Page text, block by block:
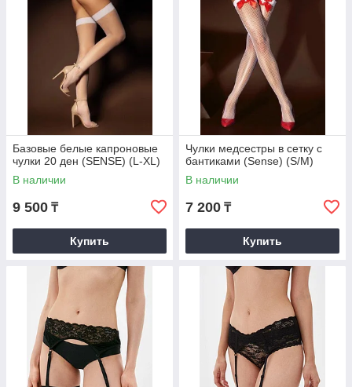
Базовые белые капроновые
чулки 20 ден (SENSE) (L-XL)
В наличии
9 500 ₸
Купить
Чулки медсестры в сетку с
бантиками (Sense) (S/M)
В наличии
7 200 ₸
Купить